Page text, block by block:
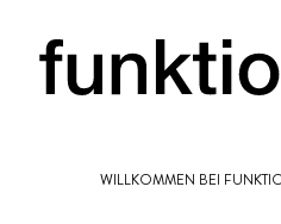
Sie sind hier:
WILLKOMMEN BEI